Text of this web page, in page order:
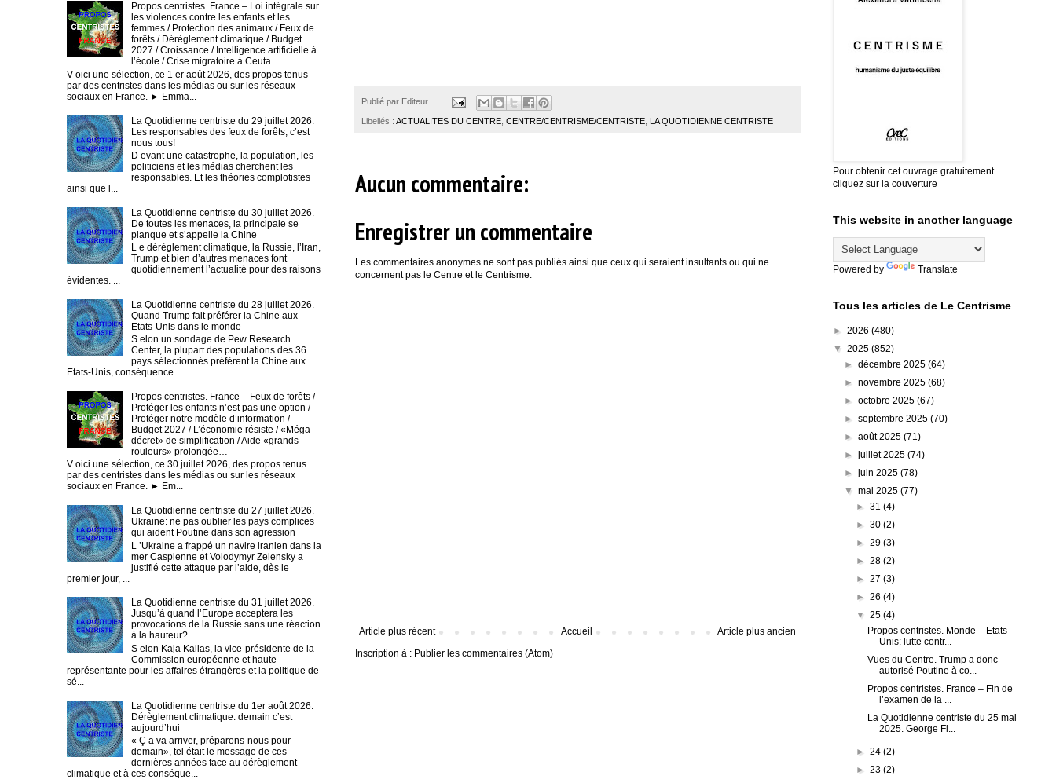
Publié par Editeur
Libellés : ACTUALITES DU CENTRE CENTRE/CENTRISME/CENTRISTE LA QUOTIDIENNE CENTRISTE
Aucun commentaire:
Enregistrer un commentaire
Les commentaires anonymes ne sont pas publiés ainsi que ceux qui seraient insultants ou qui ne
concernent pas le Centre et le Centrisme.
Article plus récent Article plus ancien
Accueil
Inscription à : Publier les commentaires (Atom)
Propos centristes. France – Loi intégrale sur
les violences contre les enfants et les
femmes / Protection des animaux / Feux de
forêts / Dérèglement climatique / Budget
2027 / Croissance / Intelligence artificielle à
l’école / Crise migratoire à Ceuta…
V oici une sélection, ce 1 er août 2026, des propos tenus
par des centristes dans les médias ou sur les réseaux
sociaux en France. ► Emma...
La Quotidienne centriste du 29 juillet 2026.
Les responsables des feux de forêts, c’est
nous tous!
D evant une catastrophe, la population, les
politiciens et les médias cherchent les
responsables. Et les théories complotistes
ainsi que l...
La Quotidienne centriste du 30 juillet 2026.
De toutes les menaces, la principale se
planque et s’appelle la Chine
L e dérèglement climatique, la Russie, l’Iran,
Trump et bien d’autres menaces font
quotidiennement l’actualité pour des raisons
évidentes. ...
La Quotidienne centriste du 28 juillet 2026.
Quand Trump fait préférer la Chine aux
Etats-Unis dans le monde
S elon un sondage de Pew Research
Center, la plupart des populations des 36
pays sélectionnés préfèrent la Chine aux
Etats-Unis, conséquence...
Propos centristes. France – Feux de forêts /
Protéger les enfants n’est pas une option /
Protéger notre modèle d’information /
Budget 2027 / L’économie résiste / «Méga-
décret» de simplification / Aide «grands
rouleurs» prolongée…
V oici une sélection, ce 30 juillet 2026, des propos tenus
par des centristes dans les médias ou sur les réseaux
sociaux en France. ► Em...
La Quotidienne centriste du 27 juillet 2026.
Ukraine: ne pas oublier les pays complices
qui aident Poutine dans son agression
L ’Ukraine a frappé un navire iranien dans la
mer Caspienne et Volodymyr Zelensky a
justifié cette attaque par l’aide, dès le
premier jour, ...
La Quotidienne centriste du 31 juillet 2026.
Jusqu’à quand l’Europe acceptera les
provocations de la Russie sans une réaction
à la hauteur?
S elon Kaja Kallas, la vice-présidente de la
Commission européenne et haute
représentante pour les affaires étrangères et la politique de
sé...
La Quotidienne centriste du 1er août 2026.
Dérèglement climatique: demain c’est
aujourd’hui
« Ç a va arriver, préparons-nous pour
demain», tel était le message de ces
dernières années face au dérèglement
climatique et à ces conséque...
Pour obtenir cet ouvrage gratuitement
cliquez sur la couverture
This website in another language
Powered by Translate
Tous les articles de Le Centrisme
► 2026 (480)
▼ 2025 (852)
►décembre 2025(64)
►novembre 2025(68)
►octobre 2025(67)
►septembre 2025(70)
►août 2025(71)
►juillet 2025(74)
►juin 2025(78)
▼mai 2025(77)
► 31 (4)
► 30 (2)
► 29 (3)
► 28 (2)
► 27 (3)
► 26 (4)
▼ 25 (4)
Propos centristes. Monde – Etats-
Unis: lutte contr...
Vues du Centre. Trump a donc
autorisé Poutine à co...
Propos centristes. France – Fin de
l’examen de la ...
La Quotidienne centriste du 25 mai
2025. George Fl...
► 24 (2)
► 23 (2)